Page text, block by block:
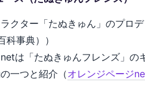
クター「たぬきゅん」のプロ
科事典））
は「たぬきゅんフレンズ」の
一つと紹介（オレンジページ